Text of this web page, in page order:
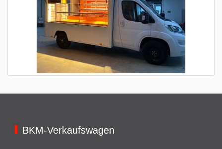
BKM-Verkaufswagen